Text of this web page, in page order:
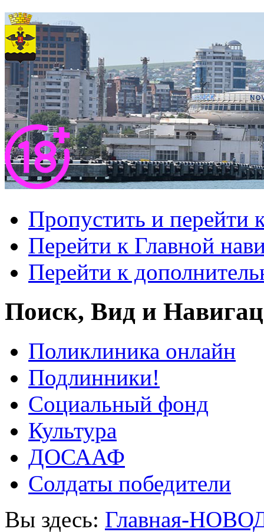
Пропустить и перейти
Перейти к Главной
Перейти к
Поиск, Вид и
Поликлиника онлайн
Подлинники!
Социальный фонд
Культура
ДОСААФ
Солдаты победители
Вы здесь: Главная-